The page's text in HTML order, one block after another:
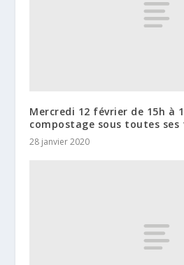
Mercredi 12 février de 15h à
compostage sous toutes ses
28 janvier 2020